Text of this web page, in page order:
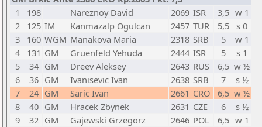
1
198 Nareznoy David 2069 ISR 3,5 w 1
2
125 IM Kanmazalp Ogulcan 2457 TUR 5,5
s 0
3
160 WGM Manakova Maria 2318 SRB 5
w 1
4
131 GM Gruenfeld Yehuda 2444 ISR 5
s 1
5
34 GM Dreev Aleksey 2643 RUS 6,5 w ½
6
36 GM Ivanisevic Ivan 2638 SRB 7
s ½
7
24 GM Saric Ivan 2661 CRO 6,5 w ½
8
40 GM Hracek Zbynek 2631 CZE 6
s ½
9
32 GM Gajewski Grzegorz 2646 POL 6,5 w 1